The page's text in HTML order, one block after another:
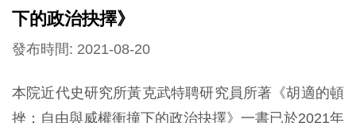
下的政治抉擇》
發布時間: 2021-08-20
本院近代史研究所黃克武特聘研究員所著《胡適的頓
挫：自由與威權衝撞下的政治抉擇》一書已於2021年